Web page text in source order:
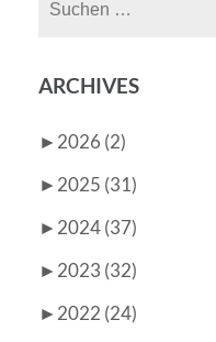
ARCHIVES
► 2026 (2)
► 2025 (31)
► 2024 (37)
► 2023 (32)
► 2022 (24)